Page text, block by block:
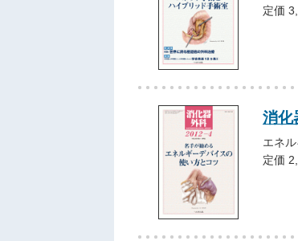
定価
消化
エネ
定価